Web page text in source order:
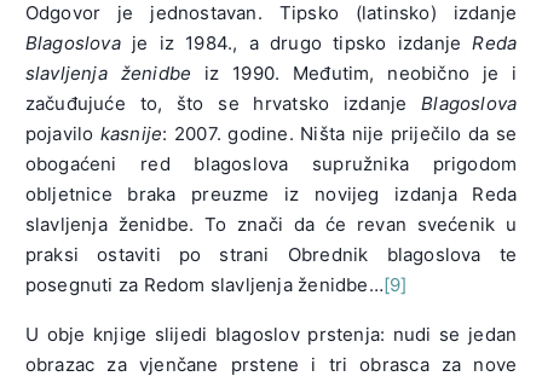
Odgovor je jednostavan. Tipsko (latinsko) izdanje
Blagoslovaje iz 1984., a drugo tipsko izdanjeReda
slavljenja ženidbe iz 1990. Međutim, neobično je i
začuđujuće to, što se hrvatsko izdanjeBlagoslova
pojavilo kasnije: 2007. godine. Ništa nije priječilo da se
obogaćeni red blagoslova supružnika prigodom
obljetnice braka preuzme iz novijeg izdanja Reda
slavljenja ženidbe. To znači da će revan svećenik u
praksi ostaviti po strani Obrednik blagoslova te
posegnuti za Redom slavljenja ženidbe…[9]
U obje knjige slijedi blagoslov prstenja: nudi se jedan
obrazac za vjenčane prstene i tri obrasca za nove